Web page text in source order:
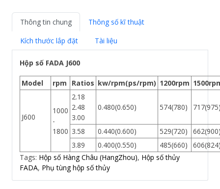
Thông tin chung
Thông số kĩ thuật
Kích thước lắp đặt
Tài liệu
Hộp số FADA J600
Model rpm Ratios kw/rpm(ps/rpm) 1200rpm
J600
1000
-
1800
2.18
2.48
3.00
0.480(0.650) 574(780)
3.58 0.440(0.600) 529(720)
3.89
0.400(0.550) 485(660)
Tags: Hộp số Hàng Châu (HangZhou), Hộp số thủy
FADA, Phụ tùng hộp số thủy